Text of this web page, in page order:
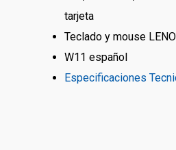
tarjeta
Teclado y mouse
W11 español
Especificaciones